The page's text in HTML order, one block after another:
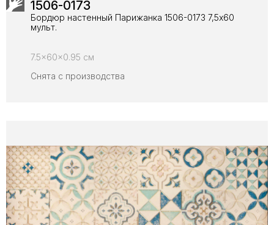
1506-0173
Бордюр настенный Парижанка 1506-0173 7,5x60
мульт.
7.5x60x0.95 см
Снята с производства